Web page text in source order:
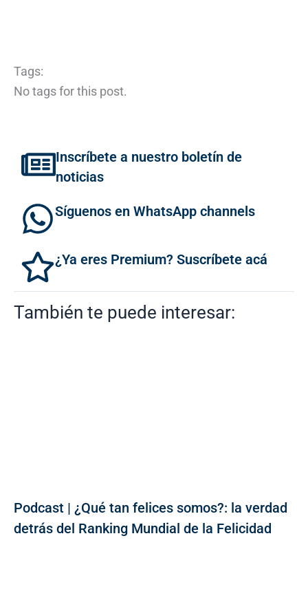
Tags:
No tags for this post.
Inscríbete a nuestro boletín de
noticias
Síguenos en WhatsApp channels
¿Ya eres Premium? Suscríbete acá
También te puede interesar:
Podcast | ¿Qué tan felices somos?: la verdad
detrás del Ranking Mundial de la Felicidad